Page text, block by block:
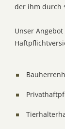
der ihm durch
Unser